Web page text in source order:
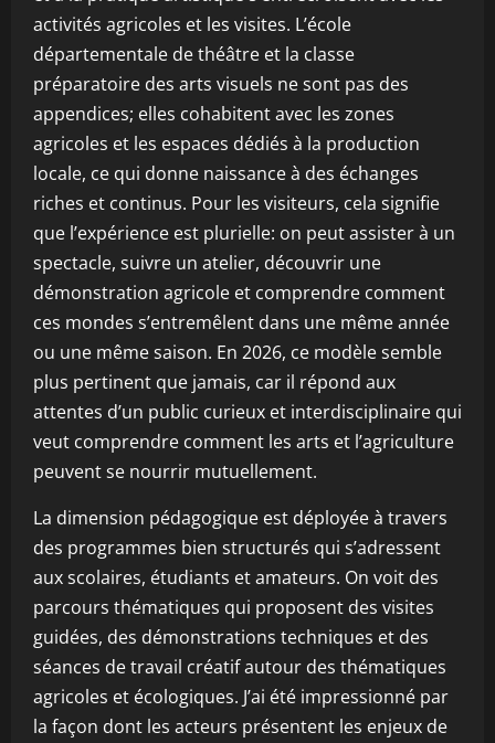
activités agricoles et les visites. L’école
départementale de théâtre et la classe
préparatoire des arts visuels ne sont pas des
appendices; elles cohabitent avec les zones
agricoles et les espaces dédiés à la production
locale, ce qui donne naissance à des échanges
riches et continus. Pour les visiteurs, cela signifie
que l’expérience est plurielle: on peut assister à un
spectacle, suivre un atelier, découvrir une
démonstration agricole et comprendre comment
ces mondes s’entremêlent dans une même année
ou une même saison. En 2026, ce modèle semble
plus pertinent que jamais, car il répond aux
attentes d’un public curieux et interdisciplinaire qui
veut comprendre comment les arts et l’agriculture
peuvent se nourrir mutuellement.
La dimension pédagogique est déployée à travers
des programmes bien structurés qui s’adressent
aux scolaires, étudiants et amateurs. On voit des
parcours thématiques qui proposent des visites
guidées, des démonstrations techniques et des
séances de travail créatif autour des thématiques
agricoles et écologiques. J’ai été impressionné par
la façon dont les acteurs présentent les enjeux de